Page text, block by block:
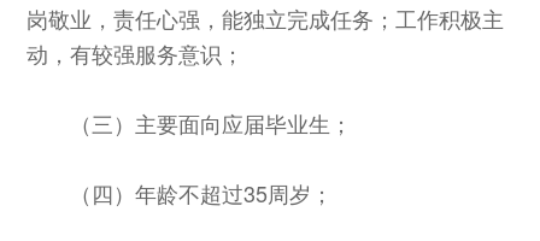
岗敬业，责任心强，能独立完成任务；工作积极主
动，有较强服务意识；
（三）主要面向应届毕业生；
（四）年龄不超过35周岁；